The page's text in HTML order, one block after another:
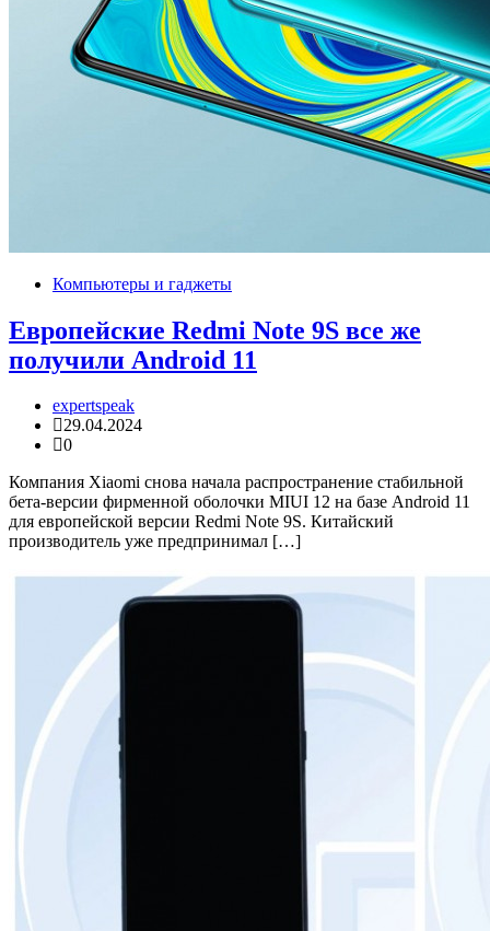
Компьютеры и гаджеты
Европейские Redmi Note 9S все же
получили Android 11
expertspeak
29.04.2024
0
Компания Xiaomi снова начала распространение стабильной
бета-версии фирменной оболочки MIUI 12 на базе Android 11
для европейской версии Redmi Note 9S. Китайский
производитель уже предпринимал […]